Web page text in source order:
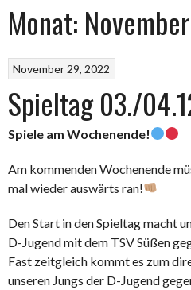
Monat:
November 29, 2022
Spieltag 03./
Spiele am Wochenende!
Am kommenden Wochenende
mal wieder auswärts ran!
Den Start in den Spieltag macht
D-Jugend mit dem TSV Süßen
Fast zeitgleich kommt es zum
unseren Jungs der D-Jugend